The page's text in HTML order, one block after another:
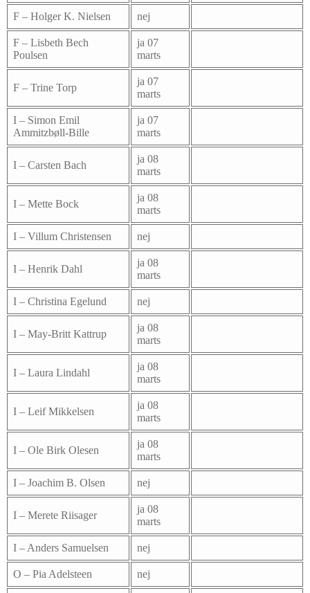
F – Holger K. Nielsen nej
F – Lisbeth Bech
Poulsen
ja 07
marts
F – Trine Torp
ja 07
marts
I – Simon Emil
Ammitzbøll-Bille
ja 07
marts
I – Carsten Bach
ja 08
marts
I – Mette Bock
ja 08
marts
I – Villum Christensen nej
I – Henrik Dahl
ja 08
marts
I – Christina Egelund nej
I – May-Britt Kattrup
ja 08
marts
I – Laura Lindahl
ja 08
marts
I – Leif Mikkelsen
ja 08
marts
I – Ole Birk Olesen
ja 08
marts
I – Joachim B. Olsen nej
I – Merete Riisager
ja 08
marts
I – Anders Samuelsen nej
O – Pia Adelsteen nej